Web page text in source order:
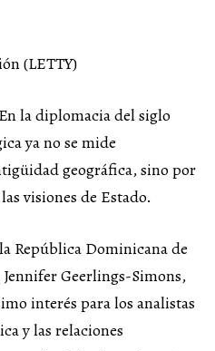
(LETTY)
En la diplomacia del siglo
ya no se mide
geográfica, sino por
visiones de Estado.
República Dominicana de
Geerlings-Simons,
interés para los analistas
y las relaciones